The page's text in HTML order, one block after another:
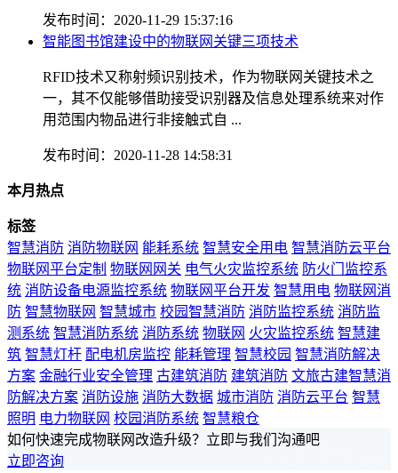
发布时间：2020-11-29 15:37:16
智能图书馆建设中的物联网关键三项技术
RFID技术又称射频识别技术，作为物联网关键技术之
一，其不仅能够借助接受识别器及信息处理系统来对作
用范围内物品进行非接触式自 ...
发布时间：2020-11-28 14:58:31
本月热点
标签
智慧消防 消防物联网 能耗系统 智慧安全用电 智慧消防云平台
物联网平台定制 物联网网关 电气火灾监控系统 防火门监控系
统 消防设备电源监控系统 物联网平台开发 智慧用电 物联网消
防 智慧物联网 智慧城市 校园智慧消防 消防监控系统 消防监
测系统 智慧消防系统 消防系统 物联网 火灾监控系统 智慧建
筑 智慧灯杆 配电机房监控 能耗管理 智慧校园 智慧消防解决
方案 金融行业安全管理 古建筑消防 建筑消防 文旅古建智慧消
防解决方案 消防设施 消防大数据 城市消防 消防云平台 智慧
照明 电力物联网 校园消防系统 智慧粮仓
如何快速完成物联网改造升级？立即与我们沟通吧
立即咨询